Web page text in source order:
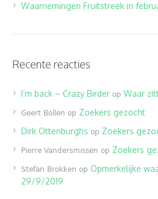
Waarnemingen Fruitstreek in
Recente reacties
I’m back – Crazy Birder op Waar
Geert Bollen op Zoekers gezocht
Dirk Ottenburghs op Zoekers
Pierre Vandersmissen op Zoekers
Stefan Brokken op Opmerkelijke
29/9/2019